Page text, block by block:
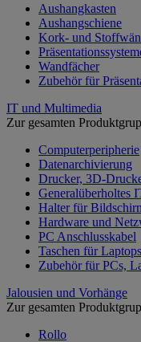
Aushangkasten
Aushangschiene
Kork- und
Wandfächer
Zubehör für
IT und Multimedia
Zur gesamten
Computerperipherie
Datenarchivierung
Drucker, 3D-
Generalüberholtes
Halter für
Hardware und
PC Anschlusskabel
Taschen für
Zubehör für PCs,
Jalousien und Vorhänge
Zur gesamten
Rollo